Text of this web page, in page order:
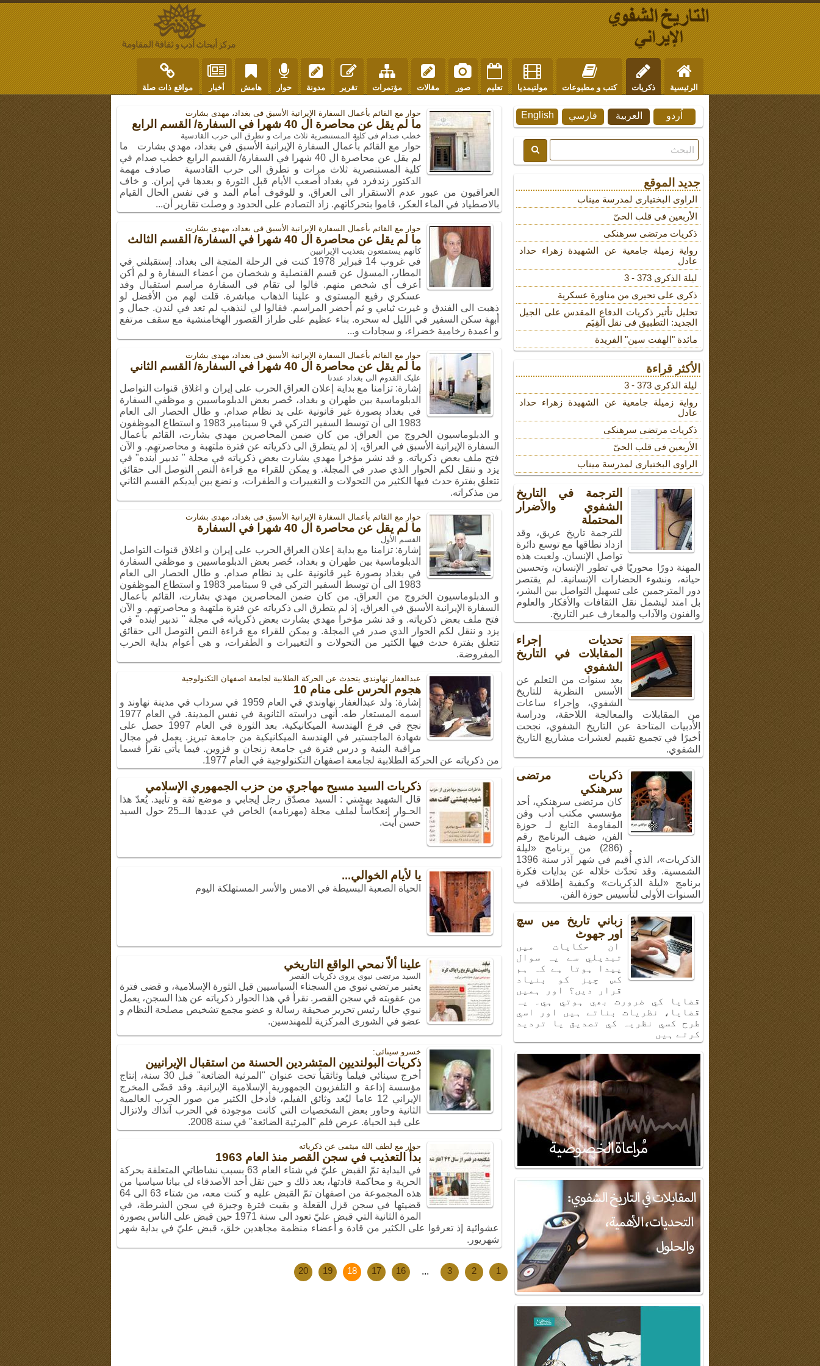
الرئيسية ذكريات كتب و مطبوعات مولتيمديا تعليم صور مقالات مؤتمرات تقرير مدونة حوار هامش أخبار مواقع ذات صلة
حوار مع القائم بأعمال السفارة الإیرانیة الأسبق فی بغداد، مهدی بشارت
ما لم يقل عن محاصرة ال 40 شهرا في السفارة/ القسم الرابع
خطب صدام فی کلیة المستنصریة ثلاث مرات و تطرق الى حرب القادسیة
حوار مع القائم بأعمال السفارة الإيرانية الأسبق في بغداد، مهدي بشارت ما
لم يقل عن محاصرة ال 40 شهرا في السفارة/ القسم الرابع خطب صدام في
كلية المستنصرية ثلاث مرات و تطرق الى حرب القادسية صادف مهمة
الدكتور زندفرد في بغداد أصعب الأيام قبل الثورة و بعدها في إيران. و خاف
العراقيون من عبور عدم الاستقرار الى العراق. و للوقوف أمام المد و في نفس الحال القيام
بالاصطياد في الماء العكر، قاموا بتحركاتهم. زاد التصادم على الحدود و وصلت تقارير أن...
حوار مع القائم بأعمال السفارة الإیرانیة الأسبق فی بغداد، مهدی بشارت
ما لم يقل عن محاصرة ال 40 شهرا في السفارة/ القسم الثالث
کأنهم یستمتعون بتعذیب الإیرانیین
في غروب 14 فبراير 1978 كنت في الرحلة المتجة الى بغداد. إستقبلني في
المطار، المسؤل عن قسم القنصلية و شخصان من أعضاء السفارة و لم أكن
أعرف أي شخص منهم. قالوا لي تقام في السفارة مراسم استقبال وفد
عسكري رفيع المستوى و علينا الذهاب مباشرة. قلت لهم من الأفضل لو
ذهبت الى الفندق و غيرت ثيابي و ثم أحضر المراسم. فقالوا لي لنذهب لم تعد في لندن. جمال و
أبهة سكن السفير في الليل له سحره. بناء عظيم على طراز القصور الهخامنشية مع سقف مرتفع
و أعمدة رخامية خضراء، و سجادات و...
حوار مع القائم بأعمال السفارة الإیرانیة الأسبق فی بغداد، مهدی بشارت
ما لم يقل عن محاصرة ال 40 شهرا في السفارة/ القسم الثاني
علیک القدوم الى بغداد عندنا
إشارة: تزامنا مع بداية إعلان العراق الحرب على إيران و اغلاق قنوات التواصل
الدبلوماسية بين طهران و بغداد، حُصر بعض الدبلوماسيين و موظفي السفارة
في بغداد بصورة غير قانونية على يد نظام صدام. و طال الحصار الى العام
1983 الى أن توسط السفير التركي في 9 سبتامبر 1983 و استطاع الموظفون
و الدبلوماسيون الخروج من العراق. من كان ضمن المحاصرين مهدي بشارت، القائم بأعمال
السفارة الإيرانية الأسبق في العراق، إذ لم يتطرق الى ذكرياته عن فترة ملتهبة و محاصرتهم. و الآن
فتح ملف بعض ذكرياته. و قد نشر مؤخرا مهدي بشارت بعض ذكرياته في مجلة " تدبير آينده" في
يزد و ننقل لكم الحوار الذي صدر في المجلة. و يمكن للقراء مع قراءة النص التوصل الى حقائق
تتعلق بفترة حدث فيها الكثير من التحولات و التغييرات و الطفرات، و نضع بين أيديكم القسم الثاني
من مذكراته.
حوار مع القائم بأعمال السفارة الإیرانیة الأسبق فی بغداد، مهدی بشارت
ما لم يقل عن محاصرة ال 40 شهرا في السفارة
القسم الأول
إشارة: تزامنا مع بداية إعلان العراق الحرب على إيران و اغلاق قنوات التواصل
الدبلوماسية بين طهران و بغداد، حُصر بعض الدبلوماسيين و موظفي السفارة
في بغداد بصورة غير قانونية على يد نظام صدام. و طال الحصار الى العام
1983 الى أن توسط السفير التركي في 9 سبتامبر 1983 و استطاع الموظفون
و الدبلوماسيون الخروج من العراق. من كان ضمن المحاصرين مهدي بشارت، القائم بأعمال
السفارة الإيرانية الأسبق في العراق، إذ لم يتطرق الى ذكرياته عن فترة ملتهبة و محاصرتهم. و الآن
فتح ملف بعض ذكرياته. و قد نشر مؤخرا مهدي بشارت بعض ذكرياته في مجلة " تدبير آينده" في
يزد و ننقل لكم الحوار الذي صدر في المجلة. و يمكن للقراء مع قراءة النص التوصل الى حقائق
تتعلق بفترة حدث فيها الكثير من التحولات و التغييرات و الطفرات، و هي أعوام بداية الحرب
المفروضة.
عبدالغفار نهاوندی یتحدث عن الحرکة الطلابیة لجامعة اصفهان التکنولوجیة
هجوم الحرس على منام 10
إشارة: ولد عبدالغفار نهاوندي في العام 1959 في سرداب في مدينة نهاوند و
اسمه المستعار طه. أنهى دراسته الثانوية في نفس المدينة. في العام 1977
نجح في فرع الهندسة الميكانيكية. بعد الثورة في العام 1997 حصل على
شهادة الماجستير في الهندسة الميكانيكية من جامعة تبريز. يعمل في مجال
مراقبة البنية و درس فترة في جامعة زنجان و قزوين. فيما يأتي نقرأ قسما
من ذكرياته عن الحركة الطلابية لجامعة اصفهان التكنولوجية في العام 1977.
ذكريات السيد مسيح مهاجري من حزب الجمهوري الإسلامي
قال الشهيد بهشتي : السيد مصدّق رجل إيجابي و موضع ثقة و تأييد. يُعدّ هذا
الحـوار إنعكاساً لملف مجلة (مهرنامه) الخاص في عددها الــ25 حول السيد
حسن آيت.
يا لأيام الخوالي...
الحياة الصعبة البسيطة في الامس والأسر المستهلكة اليوم
علينا ألاّ نمحي الواقع التاريخي
السید مرتضی نبوی یروی ذکریات القصر
يعتبر مرتضي نبوي من السجناء السياسيين قبل الثورة الإسلامية، و قضى فترة
من عقوبته في سجن القصر. نقرأ في هذا الحوار ذكرياته عن هذا السجن، يعمل
نبوي حاليا رئيس تحرير صحيفة رسالة و عضو مجمع تشخيص مصلحة النظام و
عضو في الشورى المركزية للمهندسين.
خسرو سینائی:
ذكريات البولنديين المتشردين الحسنة من استقبال الإيرانيين
أخرج سينائي فيلماً وثائقياً تحت عنوان "المرثية الضائعة" قبل 30 سنة، إنتاج
مؤسسة إذاعة و التلفزيون الجمهورية الإسلامية الإيرانية. وقد قضّى المخرج
الإيراني 12 عاما ليُعد وثائق الفيلم، فأدخل الكثير من صور الحرب العالمية
الثانية وحاور بعض الشخصيات التي كانت موجودة في الحرب آنذاك ولاتزال
على قيد الحياة. عرض فلم "المرثية الضائعة" في سنة 2008.
حوار مع لطف الله میثمی عن ذکریاته
بدأ التعذيب في سجن القصر منذ العام 1963
في البداية تمّ القبض عليّ في شتاء العام 63 بسبب نشاطاتي المتعلقة بحركة
الحرية و محاكمة قادتها، بعد ذلك و حين نقل أحد الأصدقاء لي بيانا سياسيا من
هذه المجموعة من اصفهان تمّ القبض عليه و كنت معه، من شتاء 63 الى 64
قضيتها في سجن قزل القعلة و بقيت فترة وجيزة في سجن الشرطة، في
المرة الثانية التي قبض عليّ تعود الى سنة 1971 حين قبض على الناس بصورة
عشوائية إذ تعرفوا على الكثير من قادة و أعضاء منظمة مجاهدين خلق، قبض عليّ في بداية شهر
شهريور.
1
2
3
...
16
17
18
19
20
English فارسي العربية اُردو
جديد الموقع
الراوی البختیاری لمدرسة میناب
الأربعین فی قلب الحیّ
ذکریات مرتضى سرهنکی
روایة زمیلة جامعیة عن الشهیدة زهراء حداد
عادل
لیلة الذکرى 373 - 3
ذکری علی تحیری من مناورة عسکریة
تحلیل تأثیر ذکریات الدفاع المقدس على الجیل
الجدید: التطبیق فی نقل القِیَم
مائدة "الهفت سین" الفریدة
الأكثر قراءة
لیلة الذکرى 373 - 3
روایة زمیلة جامعیة عن الشهیدة زهراء حداد
عادل
ذکریات مرتضى سرهنکی
الأربعین فی قلب الحیّ
الراوی البختیاری لمدرسة میناب
الترجمة في التاريخ
الشفوي والأضرار
المحتملة
للترجمة تاريخ عريق، وقد
ازداد نطاقها مع توسع دائرة
تواصل الإنسان. ولعبت هذه
المهنة دورًا محوريًا في تطور الإنسان، وتحسين
حياته، ونشوء الحضارات الإنسانية. لم يقتصر
دور المترجمين على تسهيل التواصل بين البشر،
بل امتد ليشمل نقل الثقافات والأفكار والعلوم
والفنون والآداب والمعارف عبر التاريخ.
تحديات إجراء
المقابلات في التاريخ
الشفوي
بعد سنوات من التعلم عن
الأسس النظرية للتاريخ
الشفوي، وإجراء ساعات
من المقابلات والمعالجة اللاحقة، ودراسة
الأدبيات المتاحة عن التاريخ الشفوي، نجحت
أخيرًا في تجميع تقييم لعشرات مشاريع التاريخ
الشفوي.
ذكريات مرتضى
سرهنكي
كان مرتضى سرهنكي، أحد
مؤسسي مكتب أدب وفن
المقاومة التابع لـ حوزة
الفن، ضيف البرنامج رقم
(286) من برنامج «ليلة
الذكريات»، الذي أُقيم في شهر آذر سنة 1396
الشمسية. وقد تحدّث خلاله عن بدايات فكرة
برنامج «ليلة الذكريات» وكيفية إطلاقه في
السنوات الأولى لتأسيس حوزة الفن.
زباني تاريخ ميں سچ
اور جھوٹ
ان حكايات ميں
تبديلي سے يہ سوال
پيدا ہوتا ہے كہ ہم
كس چيز كو بنياد
قرار ديں؟ اور ہميں
قضايا كي ضرورت بھي ہوتي ہي۔ يہ
قضايا، نظريات بناتے ہيں اور اسي
طرح كسي نظريہ كي تصديق يا ترديد
كرتے ہيں